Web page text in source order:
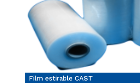
Film estirable CAST